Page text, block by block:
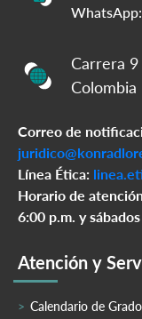
Carrera
Colombia
Correo de
Línea Ética:
Horario de
6:00 p.m. y
Atención y
Calendario de